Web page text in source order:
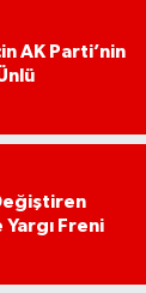
AK Parti’nin
Freni